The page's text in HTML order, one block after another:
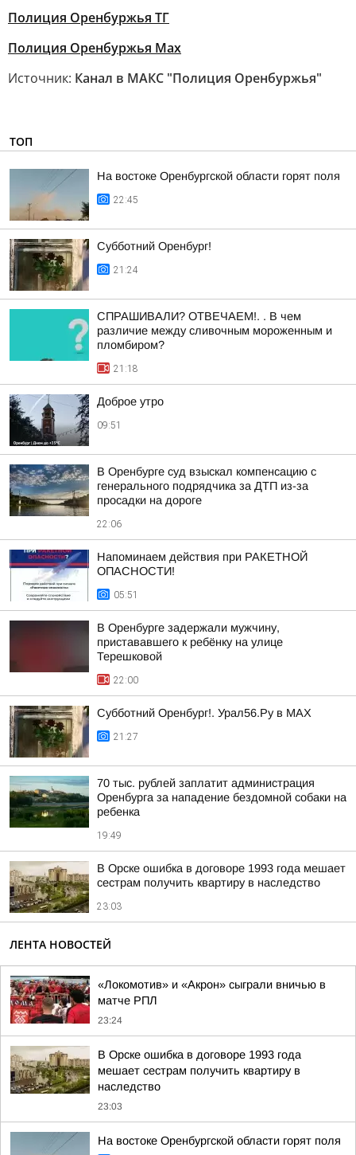
Полиция Оренбуржья ТГ
Полиция Оренбуржья Мах
Источник: Канал в МАКС "Полиция Оренбуржья"
ТОП
На востоке Оренбургской области горят поля
22:45
Субботний Оренбург!
21:24
СПРАШИВАЛИ? ОТВЕЧАЕМ!. . В чем
различие между сливочным мороженным и
пломбиром?
21:18
Доброе утро
09:51
В Оренбурге суд взыскал компенсацию с
генерального подрядчика за ДТП из-за
просадки на дороге
22:06
Напоминаем действия при РАКЕТНОЙ
ОПАСНОСТИ!
05:51
В Оренбурге задержали мужчину,
пристававшего к ребёнку на улице
Терешковой
22:00
Субботний Оренбург!. Урал56.Ру в МАХ
21:27
70 тыс. рублей заплатит администрация
Оренбурга за нападение бездомной собаки на
ребенка
19:49
В Орске ошибка в договоре 1993 года мешает
сестрам получить квартиру в наследство
23:03
ЛЕНТА НОВОСТЕЙ
«Локомотив» и «Акрон» сыграли вничью в
матче РПЛ
23:24
В Орске ошибка в договоре 1993 года
мешает сестрам получить квартиру в
наследство
23:03
На востоке Оренбургской области горят поля